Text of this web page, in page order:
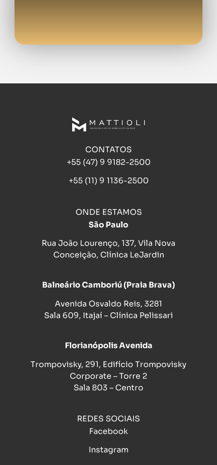
CONTATOS
+55 (47) 9 9182-2500
+55 (11) 9 1136-2500
ONDE ESTAMOS
São Paulo
Rua João Lourenço, 137, Vila Nova
Conceição, Clínica LeJardin
Balneário Camboriú (Praia Brava)
Avenida Osvaldo Reis, 3281
Sala 609, Itajaí – Clínica Pelissari
Florianópolis Avenida
Trompovisky, 291, Edifício Trompovisky
Corporate – Torre 2
Sala 803 – Centro
REDES SOCIAIS
Facebook
Instagram